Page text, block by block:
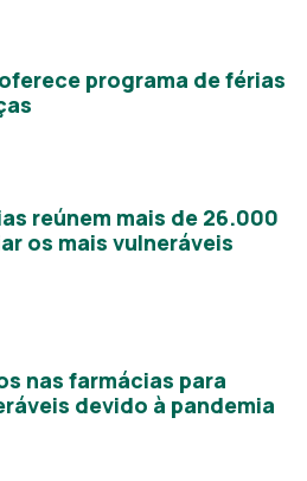
programa de férias
reúnem mais de 26.000
os mais vulneráveis
nas farmácias para
devido à pandemia